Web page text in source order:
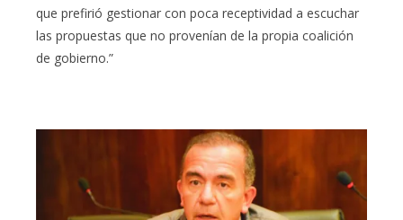
que prefirió gestionar con poca receptividad a escuchar
las propuestas que no provenían de la propia coalición
de gobierno.”